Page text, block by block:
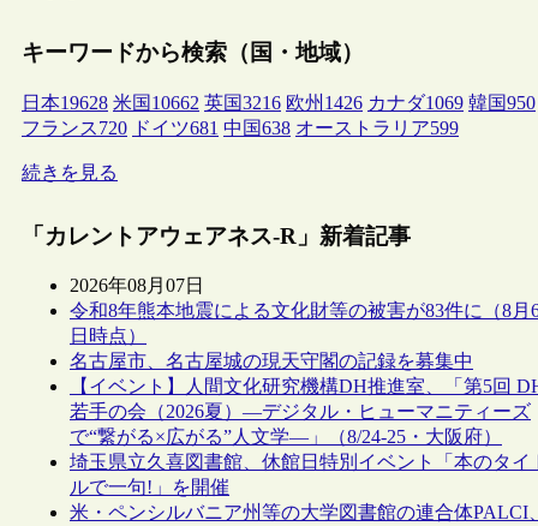
キーワードから検索（国・地域）
日本19628 米国 10662 英国3216 欧州 1426 カナダ1069 韓国950
フランス720 ドイツ681 中国638 オーストラリア599
続きを見る
「カレントアウェアネス-R」新着記事
2026年08月07日
令和8年熊本地震による文化財等の被害が83件に（8月
日時点）
名古屋市、名古屋城の現天守閣の記録を募集中
【イベント】人間文化研究機構DH推進室、「第5回
若手の会（2026夏）―デジタル・ヒューマニティーズ
で“繋がる×広がる”人文学―」（8/24-25・大阪府）
埼玉県立久喜図書館、休館日特別イベント「本のタイ
ルで一句!」を開催
米・ペンシルバニア州等の大学図書館の連合体PALCI、